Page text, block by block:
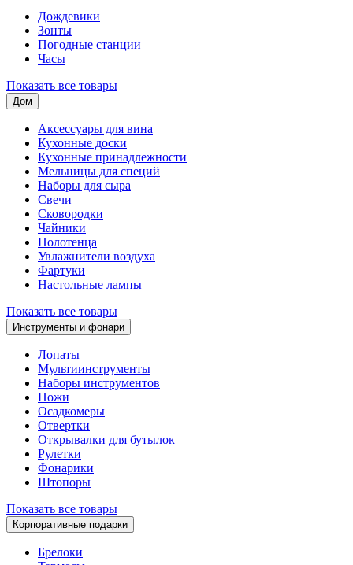
Дождевики
Зонты
Погодные станции
Часы
Показать все товары
Дом
Аксессуары для вина
Кухонные доски
Кухонные принадлежности
Мельницы для специй
Наборы для сыра
Свечи
Сковородки
Чайники
Полотенца
Увлажнители воздуха
Фартуки
Настольные лампы
Показать все товары
Инструменты и фонари
Лопаты
Мультиинструменты
Наборы инструментов
Ножи
Осадкомеры
Отвертки
Открывалки для бутылок
Рулетки
Фонарики
Штопоры
Показать все товары
Корпоративные подарки
Брелоки